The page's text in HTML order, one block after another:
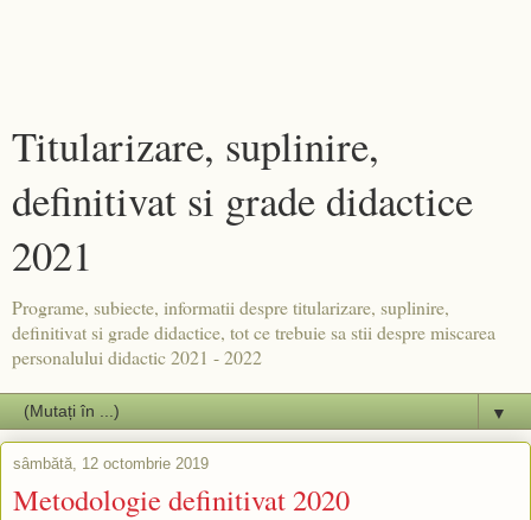
Titularizare, suplinire,
definitivat si grade didactice
2021
Programe, subiecte, informatii despre titularizare, suplinire,
definitivat si grade didactice, tot ce trebuie sa stii despre miscarea
personalului didactic 2021 - 2022
▼
sâmbătă, 12 octombrie 2019
Metodologie definitivat 2020